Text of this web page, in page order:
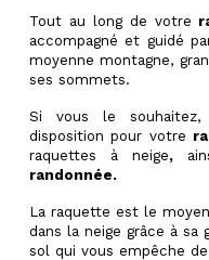
Tout au long de votre
accompagné et guidé
moyenne montagne,
ses sommets.
Si vous le
disposition pour votre
raquettes à neige,
randonnée.
La raquette est le
dans la neige grâce à
sol qui vous empêche